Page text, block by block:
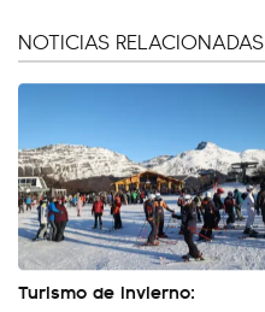
NOTICIAS RELACIONADAS
Turismo de invierno: